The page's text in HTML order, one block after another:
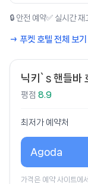
🔒 안전 예약✅ 실시간 재
→ 푸켓 호텔 전체 보기
닉키`s 핸들바
평점 8.9
최저가 예약처
Agoda
가격은 예약 사이트에